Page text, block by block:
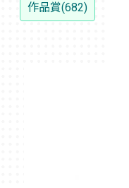
作品賞(682)